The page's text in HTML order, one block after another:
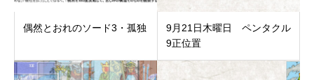
偶然とおれのソード3・孤独
9月21日木曜日 ペンタクル
9正位置